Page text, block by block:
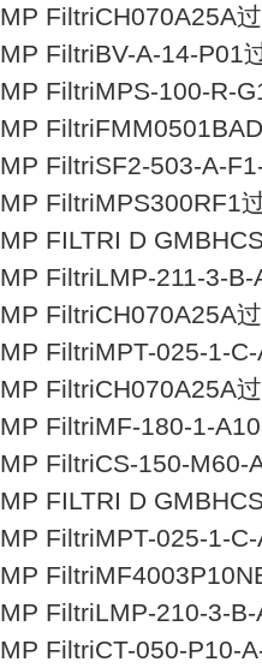
MP FiltriCH070A25A
MP FiltriBV-A-14-P01
MP FiltriMPS-100-R-
MP
MP FiltriSF2-­503-­A-­
MP FiltriMPS300RF1
MP FILTRI D
MP FiltriLMP-211-3-
MP FiltriCH070A25A
MP FiltriMPT-­025-­1-­
MP FiltriCH070A25A
MP FiltriMF-180-1-
MP FiltriCS-150-M60-
MP FILTRI D
MP FiltriMPT-­025-­1-­
MP
MP FiltriLMP-210-3-
MP FiltriCT-050-P10-